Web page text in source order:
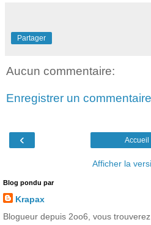
Partager
Aucun commentaire:
Enregistrer un commentaire
‹ Accueil
Afficher la
Blog pondu par
Krapax
Blogueur depuis 2oo6, vous